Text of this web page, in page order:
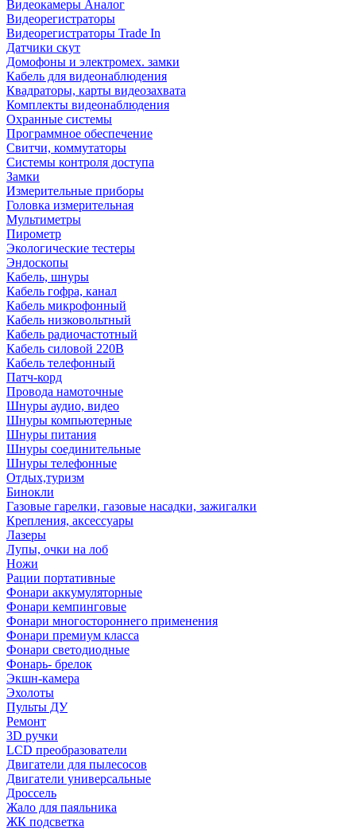
Видеокамеры Аналог
Видеорегистраторы
Видеорегистраторы Trade In
Датчики скут
Домофоны и электромех. замки
Кабель для видеонаблюдения
Квадраторы, карты видеозахвата
Комплекты видеонаблюдения
Охранные системы
Программное обеспечение
Свитчи, коммутаторы
Системы контроля доступа
Замки
Измерительные приборы
Головка измерительная
Мультиметры
Пирометр
Экологические тестеры
Эндоскопы
Кабель, шнуры
Кабель гофра, канал
Кабель микрофонный
Кабель низковольтный
Кабель радиочастотный
Кабель силовой 220В
Кабель телефонный
Патч-корд
Провода намоточные
Шнуры аудио, видео
Шнуры компьютерные
Шнуры питания
Шнуры соединительные
Шнуры телефонные
Отдых,туризм
Бинокли
Газовые гарелки, газовые насадки, зажигалки
Крепления, аксессуары
Лазеры
Лупы, очки на лоб
Ножи
Рации портативные
Фонари аккумуляторные
Фонари кемпинговые
Фонари многостороннего применения
Фонари премиум класса
Фонари светодиодные
Фонарь- брелок
Экшн-камера
Эхолоты
Пульты ДУ
Ремонт
3D ручки
LCD преобразователи
Двигатели для пылесосов
Двигатели универсальные
Дроссель
Жало для паяльника
ЖК подсветка